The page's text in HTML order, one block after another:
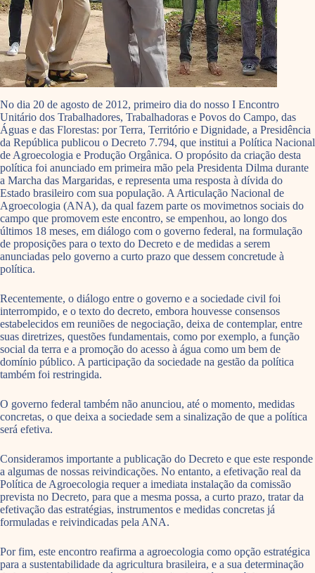
No dia 20 de agosto de 2012, primeiro dia do nosso I Encontro
Unitário dos Trabalhadores, Trabalhadoras e Povos do Campo, das
Águas e das Florestas: por Terra, Território e Dignidade, a Presidência
da República publicou o Decreto 7.794, que institui a Política Nacional
de Agroecologia e Produção Orgânica. O propósito da criação desta
política foi anunciado em primeira mão pela Presidenta Dilma durante
a Marcha das Margaridas, e representa uma resposta à dívida do
Estado brasileiro com sua população. A Articulação Nacional de
Agroecologia (ANA), da qual fazem parte os movimetnos sociais do
campo que promovem este encontro, se empenhou, ao longo dos
últimos 18 meses, em diálogo com o governo federal, na formulação
de proposições para o texto do Decreto e de medidas a serem
anunciadas pelo governo a curto prazo que dessem concretude à
política.
Recentemente, o diálogo entre o governo e a sociedade civil foi
interrompido, e o texto do decreto, embora houvesse consensos
estabelecidos em reuniões de negociação, deixa de contemplar, entre
suas diretrizes, questões fundamentais, como por exemplo, a função
social da terra e a promoção do acesso à água como um bem de
domínio público. A participação da sociedade na gestão da política
também foi restringida.
O governo federal também não anunciou, até o momento, medidas
concretas, o que deixa a sociedade sem a sinalização de que a política
será efetiva.
Consideramos importante a publicação do Decreto e que este responde
a algumas de nossas reivindicações. No entanto, a efetivação real da
Política de Agroecologia requer a imediata instalação da comissão
prevista no Decreto, para que a mesma possa, a curto prazo, tratar da
efetivação das estratégias, instrumentos e medidas concretas já
formuladas e reivindicadas pela ANA.
Por fim, este encontro reafirma a agroecologia como opção estratégica
para a sustentabilidade da agricultura brasileira, e a sua determinação